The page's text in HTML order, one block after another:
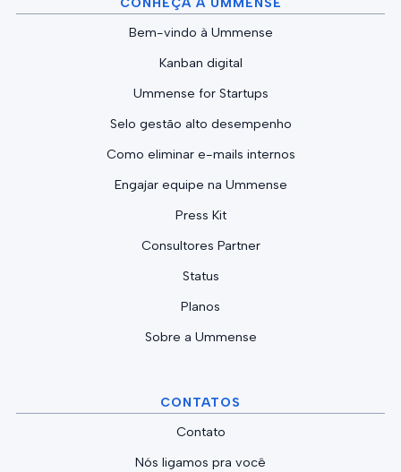
CONHEÇA A UMMENSE
Bem-vindo à Ummense
Kanban digital
Ummense for Startups
Selo gestão alto desempenho
Como eliminar e-mails internos
Engajar equipe na Ummense
Press Kit
Consultores Partner
Status
Planos
Sobre a Ummense
CONTATOS
Contato
Nós ligamos pra você